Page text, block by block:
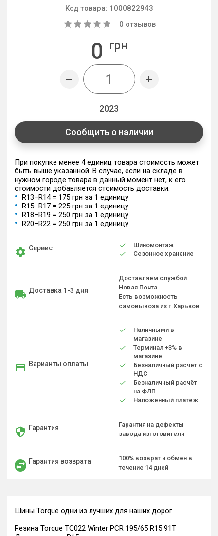
Код товара: 1000822943
0 отзывов
0 грн
2023
Сообщить о наличии
При покупке менее 4 единиц товара стоимость может
быть выше указанной. В случае, если на складе в
нужном городе товара в данный момент нет, к его
стоимости добавляется стоимость доставки.
R13–R14 = 175 грн за 1 единицу
R15–R17 = 225 грн за 1 единицу
R18–R19 = 250 грн за 1 единицу
R20–R22 = 250 грн за 1 единицу
Сервис
Шиномонтаж
Сезонное хранение
Доставка 1-3 дня
Доставляем службой
Новая Почта
Есть возможность
самовывоза из г.Харьков
Варианты оплаты
Наличными в
магазине
Терминал +3% в
магазине
Безналичный расчет с
НДС
Безналичный расчёт
на ФЛП
Наложенный платеж
Гарантия
Гарантия на дефекты
завода изготовителя
Гарантия возврата
100% возврат и обмен в
течение 14 дней
Шины Torque одни из лучших для наших дорог
Резина Torque TQ022 Winter PCR 195/65 R15 91T